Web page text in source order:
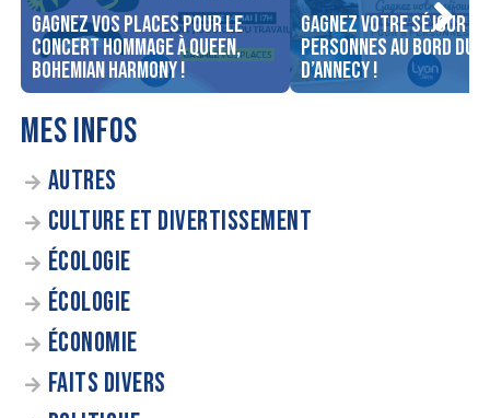
Gagnez vos places pour le
concert Hommage à Queen,
Bohemian Harmony !
Gagnez votre séjour
personnes au bord du
d’Annecy !
MES INFOS
AUTRES
CULTURE ET DIVERTISSEMENT
ÉCOLOGIE
ÉCOLOGIE
ÉCONOMIE
FAITS DIVERS